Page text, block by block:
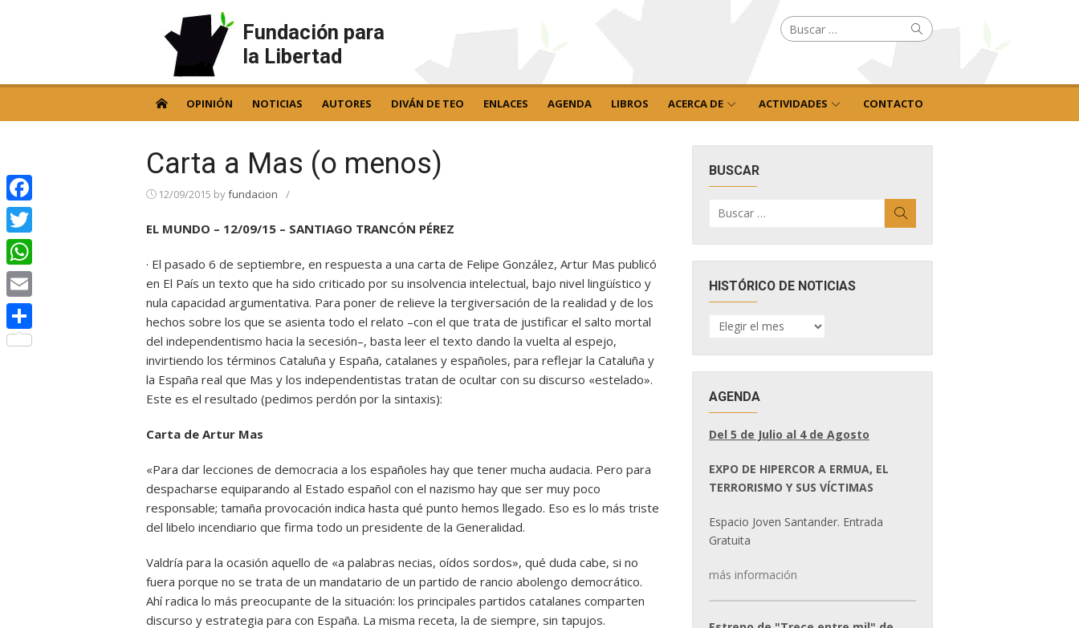
Fundación para
la Libertad
Buscar
por: Buscar
OPINIÓN NOTICIAS AUTORES DIVÁN DE TEO ENLACES AGENDA LIBROS ACERCA DE ACTIVIDADES CONTACTO
Carta a Mas (o menos)
12/09/2015 byfundacion /
EL MUNDO – 12/09/15 – SANTIAGO TRANCÓN PÉREZ
· El pasado 6 de septiembre, en respuesta a una carta de Felipe González, Artur Mas publicó
en El País un texto que ha sido criticado por su insolvencia intelectual, bajo nivel lingüístico y
nula capacidad argumentativa. Para poner de relieve la tergiversación de la realidad y de los
hechos sobre los que se asienta todo el relato –con el que trata de justificar el salto mortal
del independentismo hacia la secesión–, basta leer el texto dando la vuelta al espejo,
invirtiendo los términos Cataluña y España, catalanes y españoles, para reflejar la Cataluña y
la España real que Mas y los independentistas tratan de ocultar con su discurso «estelado».
Este es el resultado (pedimos perdón por la sintaxis):
Carta de Artur Mas
«Para dar lecciones de democracia a los españoles hay que tener mucha audacia. Pero para
despacharse equiparando al Estado español con el nazismo hay que ser muy poco
responsable; tamaña provocación indica hasta qué punto hemos llegado. Eso es lo más triste
del libelo incendiario que firma todo un presidente de la Generalidad.
Valdría para la ocasión aquello de «a palabras necias, oídos sordos», qué duda cabe, si no
fuera porque no se trata de un mandatario de un partido de rancio abolengo democrático.
Ahí radica lo más preocupante de la situación: los principales partidos catalanes comparten
discurso y estrategia para con España. La misma receta, la de siempre, sin tapujos.
BUSCAR
por:
HISTÓRICO DE NOTICIAS
HISTÓRICO
DE
AGENDA
Del 5 de Julio al 4 de Agosto
EXPO DE HIPERCOR A ERMUA, EL
TERRORISMO Y SUS VÍCTIMAS
Espacio Joven Santander. Entrada
Gratuita
más información
Facebook
Twitter
WhatsApp
Email
Compartir